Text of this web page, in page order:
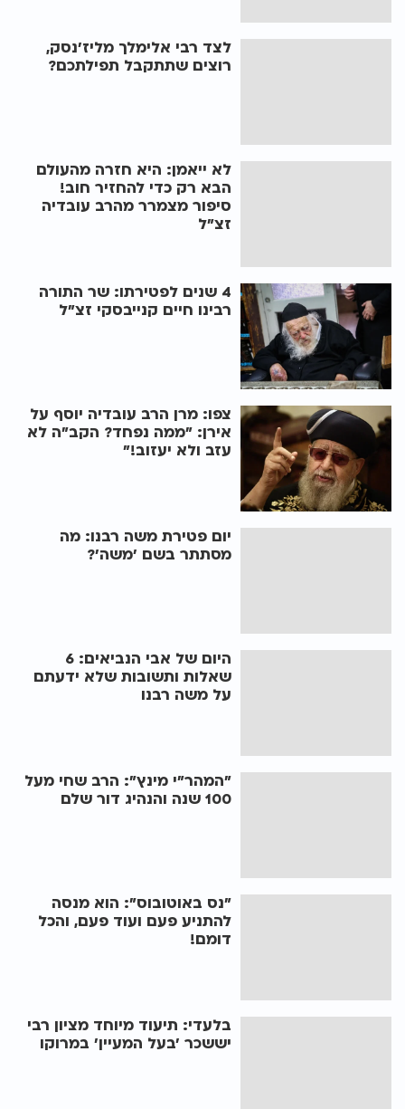
לצד רבי אלימלך מליז'נסק,
רוצים שתתקבל תפילתכם?
לא ייאמן: היא חזרה מהעולם
הבא רק כדי להחזיר חוב!
סיפור מצמרר מהרב עובדיה
זצ"ל
4 שנים לפטירתו: שר התורה
רבינו חיים קנייבסקי זצ"ל
צפו: מרן הרב עובדיה יוסף על
אירן: "ממה נפחד? הקב"ה לא
עזב ולא יעזוב!"
יום פטירת משה רבנו: מה
מסתתר בשם 'משה'?
היום של אבי הנביאים: 6
שאלות ותשובות שלא ידעתם
על משה רבנו
"המהר"י מינץ": הרב שחי מעל
100 שנה והנהיג דור שלם
"נס באוטובוס": הוא מנסה
להתניע פעם ועוד פעם, והכל
דומם!
בלעדי: תיעוד מיוחד מציון רבי
יששכר 'בעל המעיין' במרוקו